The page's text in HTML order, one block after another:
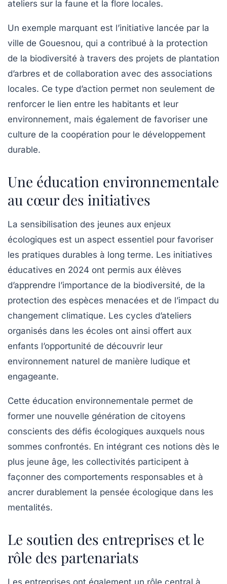
ateliers sur la faune et la flore locales.
Un exemple marquant est l’initiative lancée par la
ville de Gouesnou, qui a contribué à la protection
de la biodiversité à travers des projets de plantation
d’arbres et de collaboration avec des associations
locales. Ce type d’action permet non seulement de
renforcer le lien entre les habitants et leur
environnement, mais également de favoriser une
culture de la coopération pour le développement
durable.
Une éducation environnementale
au cœur des initiatives
La sensibilisation des jeunes aux enjeux
écologiques est un aspect essentiel pour favoriser
les pratiques durables à long terme. Les initiatives
éducatives en 2024 ont permis aux élèves
d’apprendre l’importance de la biodiversité, de la
protection des espèces menacées et de l’impact du
changement climatique. Les cycles d’ateliers
organisés dans les écoles ont ainsi offert aux
enfants l’opportunité de découvrir leur
environnement naturel de manière ludique et
engageante.
Cette éducation environnementale permet de
former une nouvelle génération de citoyens
conscients des défis écologiques auxquels nous
sommes confrontés. En intégrant ces notions dès le
plus jeune âge, les collectivités participent à
façonner des comportements responsables et à
ancrer durablement la pensée écologique dans les
mentalités.
Le soutien des entreprises et le
rôle des partenariats